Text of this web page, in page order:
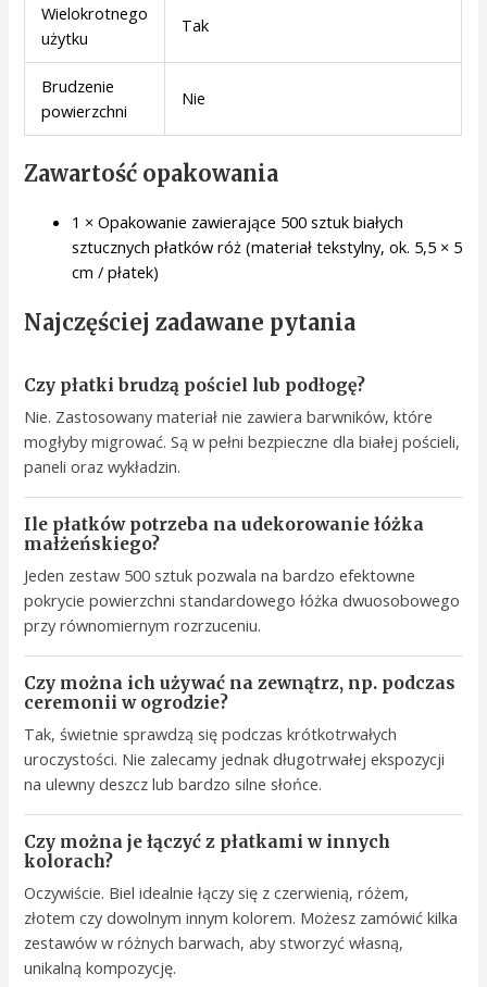
Wielokrotnego
użytku
Tak
Brudzenie
powierzchni
Nie
Zawartość opakowania
1 × Opakowanie zawierające 500 sztuk białych
sztucznych płatków róż (materiał tekstylny, ok. 5,5 × 5
cm / płatek)
Najczęściej zadawane pytania
Czy płatki brudzą pościel lub podłogę?
Nie. Zastosowany materiał nie zawiera barwników, które
mogłyby migrować. Są w pełni bezpieczne dla białej pościeli,
paneli oraz wykładzin.
Ile płatków potrzeba na udekorowanie łóżka
małżeńskiego?
Jeden zestaw 500 sztuk pozwala na bardzo efektowne
pokrycie powierzchni standardowego łóżka dwuosobowego
przy równomiernym rozrzuceniu.
Czy można ich używać na zewnątrz, np. podczas
ceremonii w ogrodzie?
Tak, świetnie sprawdzą się podczas krótkotrwałych
uroczystości. Nie zalecamy jednak długotrwałej ekspozycji
na ulewny deszcz lub bardzo silne słońce.
Czy można je łączyć z płatkami w innych
kolorach?
Oczywiście. Biel idealnie łączy się z czerwienią, różem,
złotem czy dowolnym innym kolorem. Możesz zamówić kilka
zestawów w różnych barwach, aby stworzyć własną,
unikalną kompozycję.